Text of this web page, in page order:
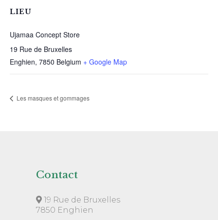
LIEU
Ujamaa Concept Store
19 Rue de Bruxelles
Enghien, 7850 Belgium + Google Map
Les masques et gommages
Contact
19 Rue de Bruxelles
7850 Enghien